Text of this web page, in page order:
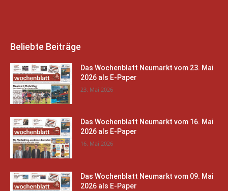
Beliebte Beiträge
Das Wochenblatt Neumarkt vom 23. Mai
2026 als E-Paper
23. Mai 2026
Das Wochenblatt Neumarkt vom 16. Mai
2026 als E-Paper
16. Mai 2026
Das Wochenblatt Neumarkt vom 09. Mai
2026 als E-Paper